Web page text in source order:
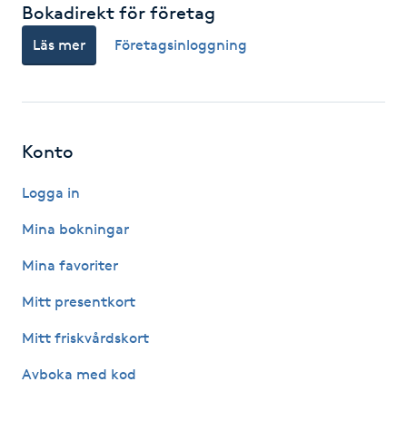
Gellack
Gellack med förstärkning
Gruppträning
Gua Sha-massage
H
Hatha Yoga
Bokadirekt för företag
Läs mer Företagsinloggning
Konto
Logga in
Mina bokningar
Mina favoriter
Mitt presentkort
Mitt friskvårdskort
Avboka med kod